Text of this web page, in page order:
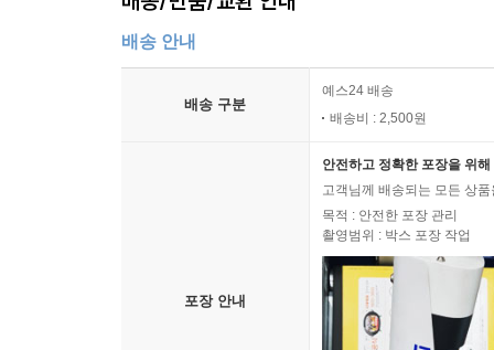
배송 안내
배송 구분
예스24 배송
배송비 : 2,500원
포장 안내
안전하고 정확한 포장을 위
고객님께 배송되는 모든 상
목적 : 안전한 포장 관리
촬영범위 : 박스 포장 작업